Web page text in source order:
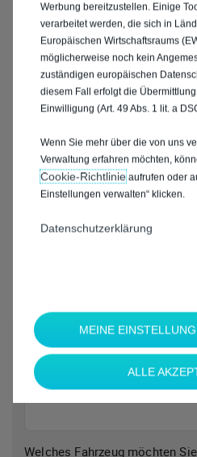
Welche Marke möchten Sie?*
Welches Fahrzeug möchten
Werbung bereitzustellen. Einige
verarbeitet werden, die sich in
Europäischen Wirtschaftsraums
möglicherweise noch kein
zuständigen europäischen
diesem Fall erfolgt die
Einwilligung (Art. 49 Abs. 1 lit. a
Wenn Sie mehr über die von uns
Verwaltung erfahren möchten,
Cookie‑Richtlinieaufrufen oder
Einstellungen verwalten“ klicken.
Datenschutzerklärung
MEINE
ALLE